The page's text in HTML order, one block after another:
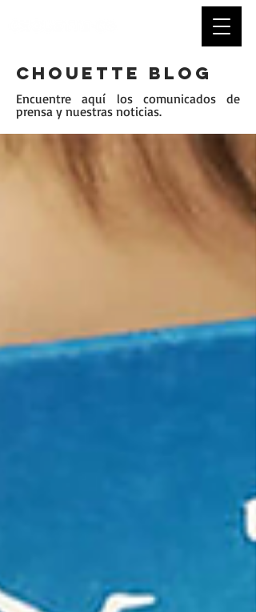
CHOUETTE BLOG
Encuentre aquí los comunicados de
prensa y nuestras noticias.